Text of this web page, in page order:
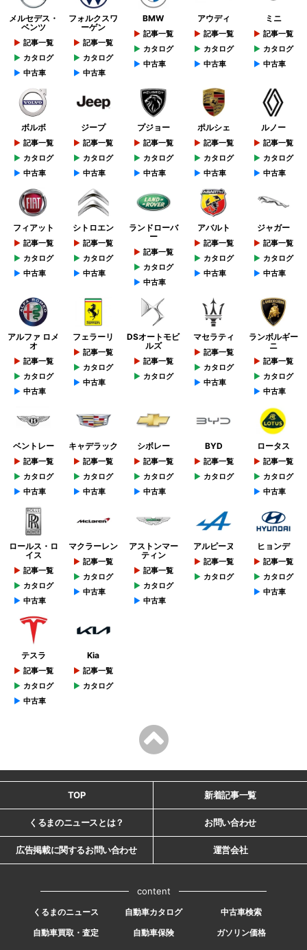
メルセデス・
ベンツ
記事一覧
カタログ
中古車
フォルクスワ
ーゲン
記事一覧
カタログ
中古車
BMW
記事一覧
カタログ
中古車
アウディ
記事一覧
カタログ
中古車
ミニ
記事一覧
カタログ
中古車
ボルボ
記事一覧
カタログ
中古車
ジープ
記事一覧
カタログ
中古車
プジョー
記事一覧
カタログ
中古車
ポルシェ
記事一覧
カタログ
中古車
ルノー
記事一覧
カタログ
中古車
フィアット
記事一覧
カタログ
中古車
シトロエン
記事一覧
カタログ
中古車
ランドローバ
ー
記事一覧
カタログ
中古車
アバルト
記事一覧
カタログ
中古車
ジャガー
記事一覧
カタログ
中古車
アルファ ロメ
オ
記事一覧
カタログ
中古車
フェラーリ
記事一覧
カタログ
中古車
DSオートモビ
ルズ
記事一覧
カタログ
マセラティ
記事一覧
カタログ
中古車
ランボルギー
ニ
記事一覧
カタログ
中古車
ベントレー
記事一覧
カタログ
中古車
キャデラック
記事一覧
カタログ
中古車
シボレー
記事一覧
カタログ
中古車
BYD
記事一覧
カタログ
ロータス
記事一覧
カタログ
中古車
ロールス・ロ
イス
記事一覧
カタログ
中古車
マクラーレン
記事一覧
カタログ
中古車
アストンマー
ティン
記事一覧
カタログ
中古車
アルピーヌ
記事一覧
カタログ
ヒョンデ
記事一覧
カタログ
中古車
テスラ
記事一覧
カタログ
中古車
Kia
記事一覧
カタログ
TOP 新着記事一覧
くるまのニュースとは？ お問い合わせ
広告掲載に関するお問い合わせ 運営会社
content
くるまのニュース 自動車カタログ
中古車検索
自動車買取・査定
自動車保険 ガソリン価格